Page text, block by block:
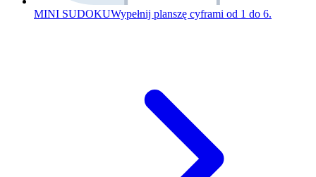
MINI SUDOKUWypełnij planszę cyframi od 1 do 6.